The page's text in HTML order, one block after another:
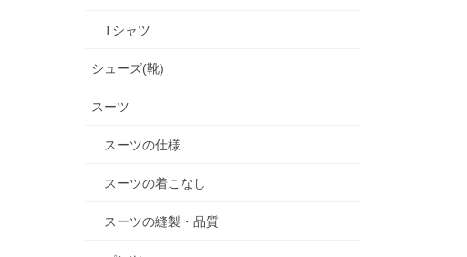
Tシャツ
シューズ(靴)
スーツ
スーツの仕様
スーツの着こなし
スーツの縫製・品質